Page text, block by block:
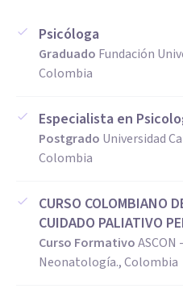
Psicóloga
Graduado Fundación
Colombia
Especialista en
Postgrado Universidad
Colombia
CURSO COLOMBIANO
CUIDADO PALIATIVO
Curso Formativo
Neonatología., Colombia